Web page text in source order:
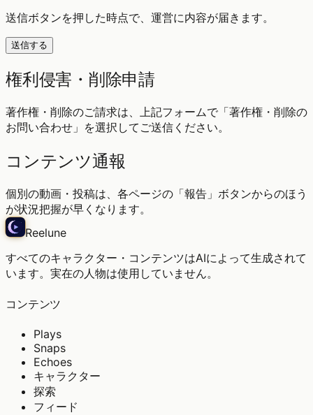
送信ボタンを押した時点で、運営に内容が届きます。
送信する
権利侵害・削除申請
著作権・削除のご請求は、上記フォームで「著作権・削除の
お問い合わせ」を選択してご送信ください。
コンテンツ通報
個別の動画・投稿は、各ページの「報告」ボタンからのほう
が状況把握が早くなります。
Reelune
すべてのキャラクター・コンテンツはAIによって生成されて
います。実在の人物は使用していません。
コンテンツ
Plays
Snaps
Echoes
キャラクター
探索
フィード